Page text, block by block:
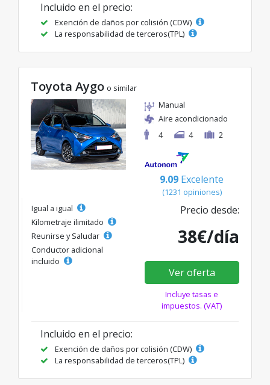
Incluido en el precio:
Exención de daños por colisión (CDW)
La responsabilidad de terceros(TPL)
Toyota Aygo o similar
Manual
Aire acondicionado
4
4 2
9.09 Excelente
(1231 opiniones)
Igual a igual
Kilometraje ilimitado
Reunirse y Saludar
Conductor adicional
incluido
Precio desde:
38€/día
Ver oferta
Incluye tasas e
impuestos. (VAT)
Incluido en el precio:
Exención de daños por colisión (CDW)
La responsabilidad de terceros(TPL)